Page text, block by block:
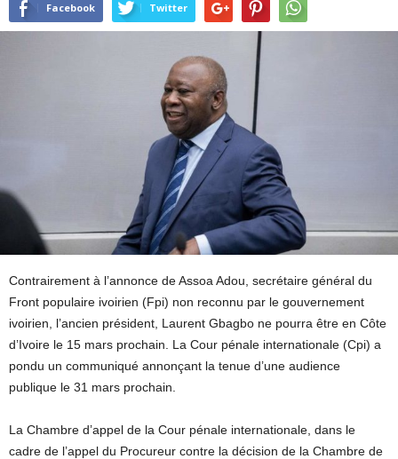
Facebook Twitter
Contrairement à l’annonce de Assoa Adou, secrétaire général du
Front populaire ivoirien (Fpi) non reconnu par le gouvernement
ivoirien, l’ancien président, Laurent Gbagbo ne pourra être en Côte
d’Ivoire le 15 mars prochain. La Cour pénale internationale (Cpi) a
pondu un communiqué annonçant la tenue d’une audience
publique le 31 mars prochain.
La Chambre d’appel de la Cour pénale internationale, dans le
cadre de l’appel du Procureur contre la décision de la Chambre de